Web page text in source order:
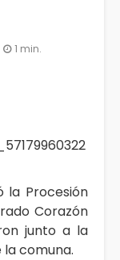
1 min.
la Procesión
Corazón
junto a la
comuna.